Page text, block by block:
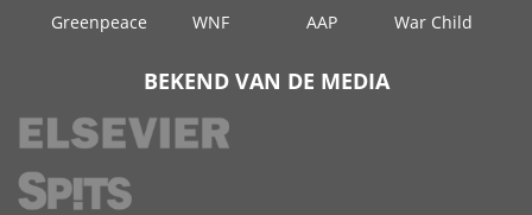
Greenpeace WNF AAP War Child
BEKEND VAN DE MEDIA